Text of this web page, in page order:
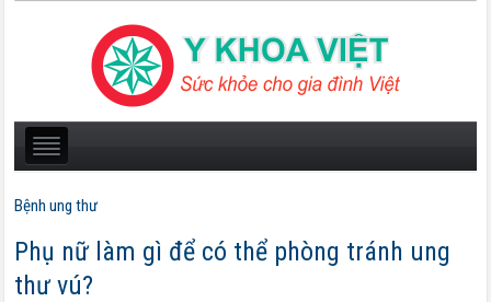
Bệnh ung thư
Phụ nữ làm gì để có thể phòng tránh ung
thư vú?